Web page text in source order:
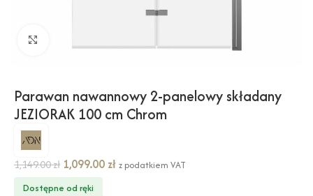
Parawan nawannowy 2-panelowy składany
JEZIORAK 100 cm Chrom
1,149.00zł 1,099.00 zł z podatkiem VAT
Dostępne od ręki